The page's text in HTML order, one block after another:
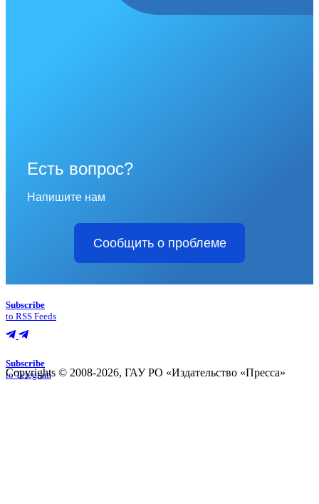
Есть вопрос?
Напишите нам
Сообщить о проблеме
Subscribe
to RSS Feeds
Subscribe
to Telegram
Copyrights © 2008-2026, ГАУ РО «Издательство «Пресса»